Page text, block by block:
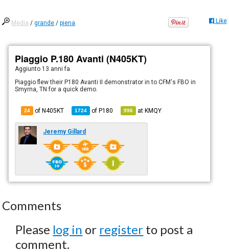
Media /grande /piena Like
Piaggio P.180 Avanti (N405KT)
Aggiunto 13 anni fa
Piaggio flew their P180 Avanti II demonstrator in to CFM's FBO in
Smyrna, TN for a quick demo.
24 of N405KT 1724 ofP180 996 atKMQY
Jeremy Gillard
Comments
Please log in or register to post a
comment.